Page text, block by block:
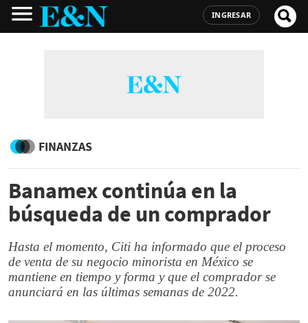
INGRESAR
FINANZAS
Banamex continúa en la
búsqueda de un comprador
Hasta el momento, Citi ha informado que el proceso
de venta de su negocio minorista en México se
mantiene en tiempo y forma y que el comprador se
anunciará en las últimas semanas de 2022.